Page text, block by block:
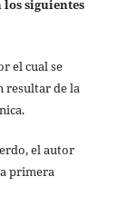
siguientes
el cual se
resultar de la
el autor
primera